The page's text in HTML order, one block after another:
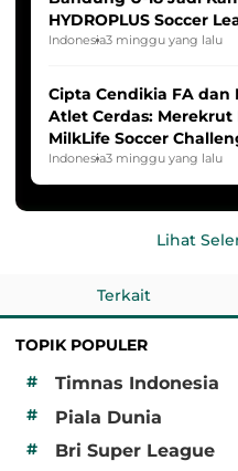
HYDROPLUS Soccer
2025/2026
Indonesia3 minggu yang lalu
Cipta Cendikia FA dan
Atlet Cerdas: Merekrut
MilkLife Soccer
HYDROPLUS Soccer
Indonesia3 minggu yang lalu
Lihat
Terkait
TOPIK POPULER
#
Timnas Indonesia
# Piala Dunia
# Bri Super League